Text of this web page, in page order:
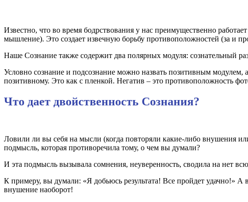
Известно, что во время бодрствования у нас преимущественно
мышление). Это создает извечную борьбу противоположностей (за и
Наше Сознание также содержит два полярных модуля: сознательный
Условно сознание и подсознание можно назвать позитивным
позитивному. Это как с пленкой. Негатив – это противоположность
Что дает двойственность Сознания?
Ловили ли вы себя на мысли (когда повторяли какие-либо внушения
подмысль, которая противоречила тому, о чем вы думали?
И эта подмысль вызывала сомнения, неуверенность, сводила на нет всю
К примеру, вы думали: «Я добьюсь результата! Все пройдет удачно!»
внушение наоборот!